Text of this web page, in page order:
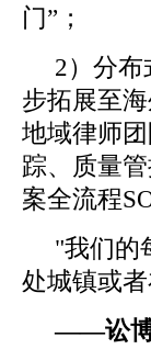
门”；
2）分
步拓展至
地域律师
踪、质量
案全流程
"我们的
处城镇或
——讼